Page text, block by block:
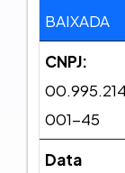
BAIXADA
CNPJ:
001-45
Data